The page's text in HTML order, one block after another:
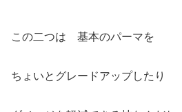
この二つは 基本のパーマを
ちょいとグレードアップしたり